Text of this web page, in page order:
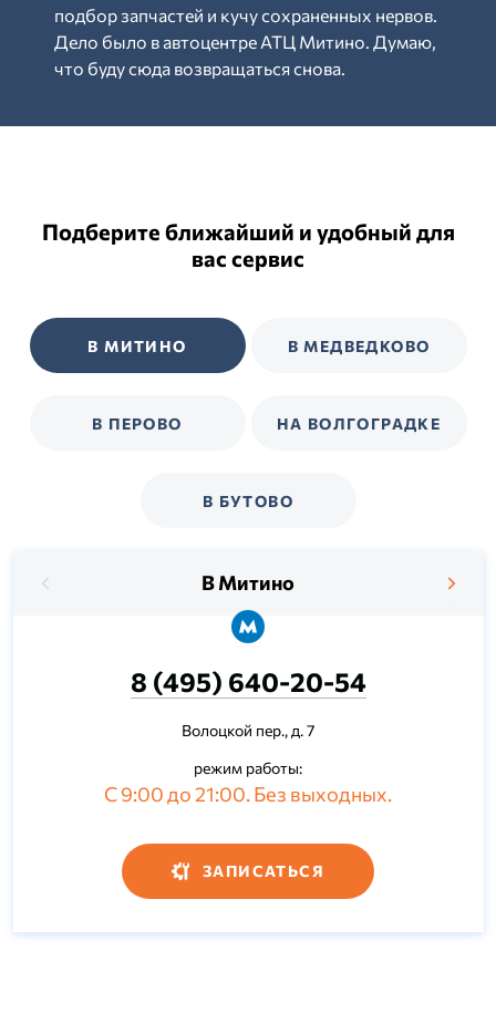
подбор запчастей и кучу сохраненных нервов.
Дело было в автоцентре АТЦ Митино. Думаю,
что буду сюда возвращаться снова.
Подберите ближайший и удобный для
вас сервис
В МИТИНО В МЕДВЕДКОВО
В ПЕРОВО НА ВОЛГОГРАДКЕ
В БУТОВО
В Митино
8 (495) 640-20-54
Волоцкой пер., д. 7
режим работы:
С 9:00 до 21:00. Без выходных.
ЗАПИСАТЬСЯ